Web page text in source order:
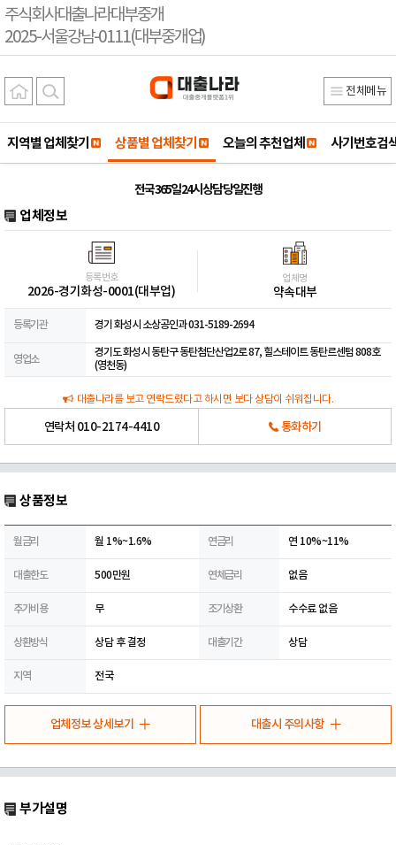
주식회사대출나라대부중개
2025-서울강남-0111(대부중개업)
전체메뉴
지역별 업체찾기 상품별 업체찾기 오늘의 추천업체 사기번호검
전국 365일 24시 상담 당일진행
업체정보
등록번호
2026-경기화성-0001(대부업)
업체명
약속대부
등록기관 경기 화성시 소상공인과 031-5189-2694
영업소
경기도 화성시 동탄구 동탄첨단산업2로 87, 힐스테이트 동탄르센텀 808호
(영천동)
대출나라를 보고 연락드렸다고 하시면 보다 상담이 쉬워집니다.
연락처 010-2174-4410 통화하기
상품정보
월금리 월 1%~1.6% 연금리 연 10%~11%
대출한도 500만원 연체금리 없음
추가비용 무 조기상환 수수료 없음
상환방식 상담 후 결정 대출기간 상담
지역 전국
업체정보 상세보기 대출시 주의사항
부가설명